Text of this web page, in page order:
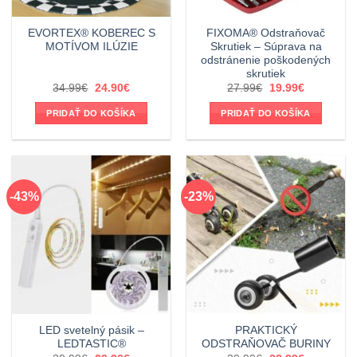
EVORTEX® KOBEREC S
MOTÍVOM ILÚZIE
34.99€ Pôvodná
bola:
34.99€.
24.90€Aktuálna
je:
24.90€.
PRIDAŤ DO KOŠÍKA
FIXOMA® Odstraňovač
Skrutiek – Súprava na
odstránenie poškodených
skrutiek
27.99€
Pôvodná
bola:
27.99€.
19.99€Aktuálna
je:
19.99€.
PRIDAŤ DO KOŠÍKA
-43%
LED svetelný pásik –
LEDTASTIC®
-23%
PRAKTICKÝ
ODSTRAŇOVAČ BURINY